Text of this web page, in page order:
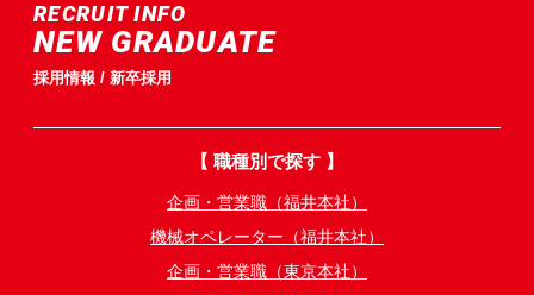
RECRUIT INFO
NEW GRADUATE
採用情報 / 新卒採用
【 職種別で探す 】
企画・営業職（福井本社）
機械オペレーター（福井本社）
企画・営業職（東京本社）